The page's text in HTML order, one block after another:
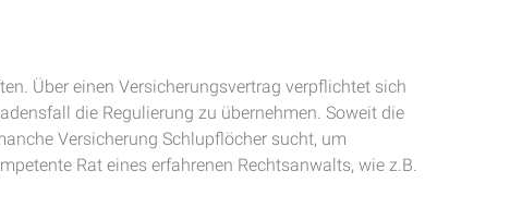
Über einen Versicherungsvertrag verpflichtet sich
die Regulierung zu übernehmen. Soweit die
Versicherung Schlupflöcher sucht, um
Rat eines erfahrenen Rechtsanwalts, wie z.B.